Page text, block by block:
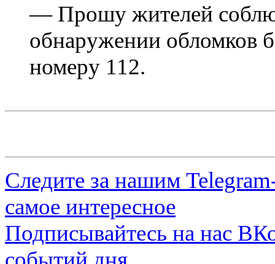
— Прошу жителей
обнаружении обломков
номеру 112.
Следите за нашим
самое интересное
Подписывайтесь на нас